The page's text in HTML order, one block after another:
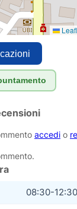
accedi o
08:30-12:30